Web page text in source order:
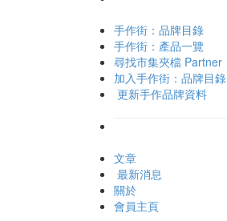
手作街：品牌目錄
手作街：產品一覽
尋找市集夾檔 Partner
加入手作街：品牌目錄
更新手作品牌資料
文章
最新消息
關於
會員主頁